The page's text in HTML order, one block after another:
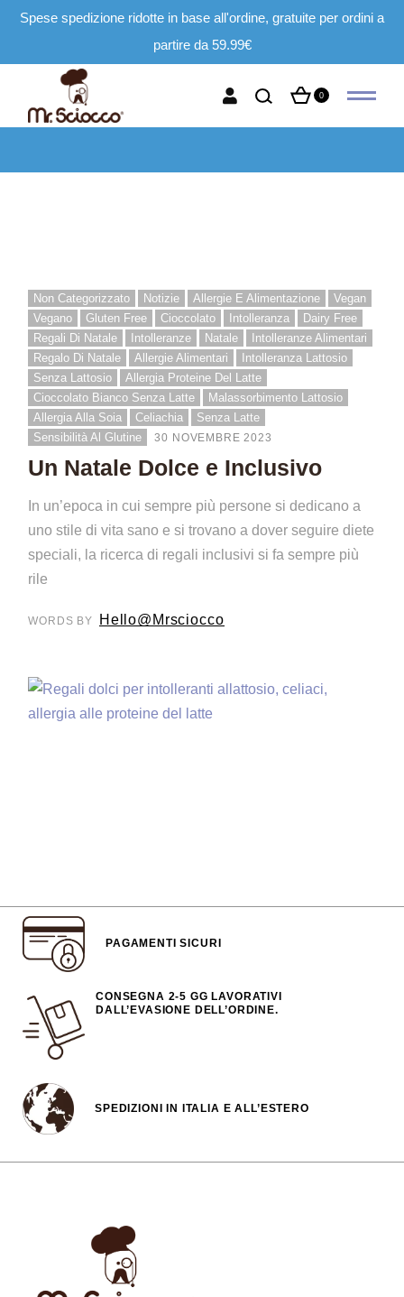
Spese spedizione ridotte in base all'ordine, gratuite per ordini a
partire da 59.99€
0
Non Categorizzato Notizie Allergie E Alimentazione
Vegan
Vegano
Gluten Free Cioccolato Intolleranza
Dairy Free
Regali Di Natale
Intolleranze Natale
Intolleranze Alimentari
Regalo Di Natale
Allergie Alimentari
Intolleranza Lattosio
Senza Lattosio
Allergia Proteine Del Latte
Cioccolato Bianco Senza Latte
Malassorbimento Lattosio
Allergia Alla Soia
Celiachia
Senza Latte
Sensibilità Al Glutine
30 NOVEMBRE 2023
Un Natale Dolce e Inclusivo
In un’epoca in cui sempre più persone si dedicano a
uno stile di vita sano e si trovano a dover seguire diete
speciali, la ricerca di regali inclusivi si fa sempre più
rile
WORDS BY Hello@mrsciocco
PAGAMENTI SICURI
CONSEGNA 2-5 GG LAVORATIVI
DALL’EVASIONE DELL’ORDINE.
SPEDIZIONI IN ITALIA E ALL’ESTERO